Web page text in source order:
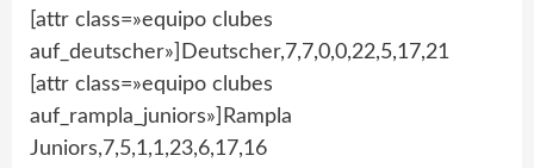
[attr class=»equipo clubes
auf_deutscher»]Deutscher,7,7,0,0,22,5,17,21
[attr class=»equipo clubes
auf_rampla_juniors»]Rampla
Juniors,7,5,1,1,23,6,17,16